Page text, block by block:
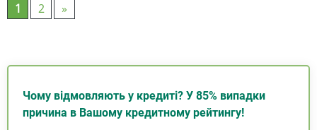
1 2 »
Чому відмовляють у кредиті? У 85% випадки
причина в Вашому кредитному рейтингу!